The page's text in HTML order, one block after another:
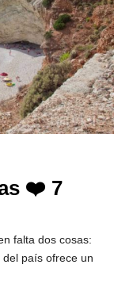
❤️ 7
falta dos cosas:
país ofrece un